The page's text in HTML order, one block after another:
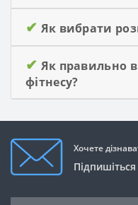
✔ Як вибрати
✔ Як правильно
фітнесу?
Хочете